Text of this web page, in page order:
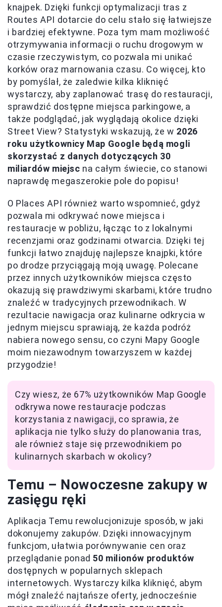
knajpek. Dzięki funkcji optymalizacji tras z
Routes API dotarcie do celu stało się łatwiejsze
i bardziej efektywne. Poza tym mam możliwość
otrzymywania informacji o ruchu drogowym w
czasie rzeczywistym, co pozwala mi unikać
korków oraz marnowania czasu. Co więcej, kto
by pomyślał, że zaledwie kilka kliknięć
wystarczy, aby zaplanować trasę do restauracji,
sprawdzić dostępne miejsca parkingowe, a
także podglądać, jak wyglądają okolice dzięki
Street View? Statystyki wskazują, że w 2026
roku użytkownicy Map Google będą mogli
skorzystać z danych dotyczących 30
miliardów miejsc na całym świecie, co stanowi
naprawdę megaszerokie pole do popisu!
O Places API również warto wspomnieć, gdyż
pozwala mi odkrywać nowe miejsca i
restauracje w pobliżu, łącząc to z lokalnymi
recenzjami oraz godzinami otwarcia. Dzięki tej
funkcji łatwo znajduję najlepsze knajpki, które
po drodze przyciągają moją uwagę. Polecane
przez innych użytkowników miejsca często
okazują się prawdziwymi skarbami, które trudno
znaleźć w tradycyjnych przewodnikach. W
rezultacie nawigacja oraz kulinarne odkrycia w
jednym miejscu sprawiają, że każda podróż
nabiera nowego sensu, co czyni Mapy Google
moim niezawodnym towarzyszem w każdej
przygodzie!
Czy wiesz, że 67% użytkowników Map Google
odkrywa nowe restauracje podczas
korzystania z nawigacji, co sprawia, że
aplikacja nie tylko służy do planowania tras,
ale również staje się przewodnikiem po
kulinarnych skarbach w okolicy?
Temu – Nowoczesne zakupy w
zasięgu ręki
Aplikacja Temu rewolucjonizuje sposób, w jaki
dokonujemy zakupów. Dzięki innowacyjnym
funkcjom, ułatwia porównywanie cen oraz
przeglądanie ponad 50 milionów produktów
dostępnych w popularnych sklepach
internetowych. Wystarczy kilka kliknięć, abym
mógł znaleźć najtańsze oferty, jednocześnie